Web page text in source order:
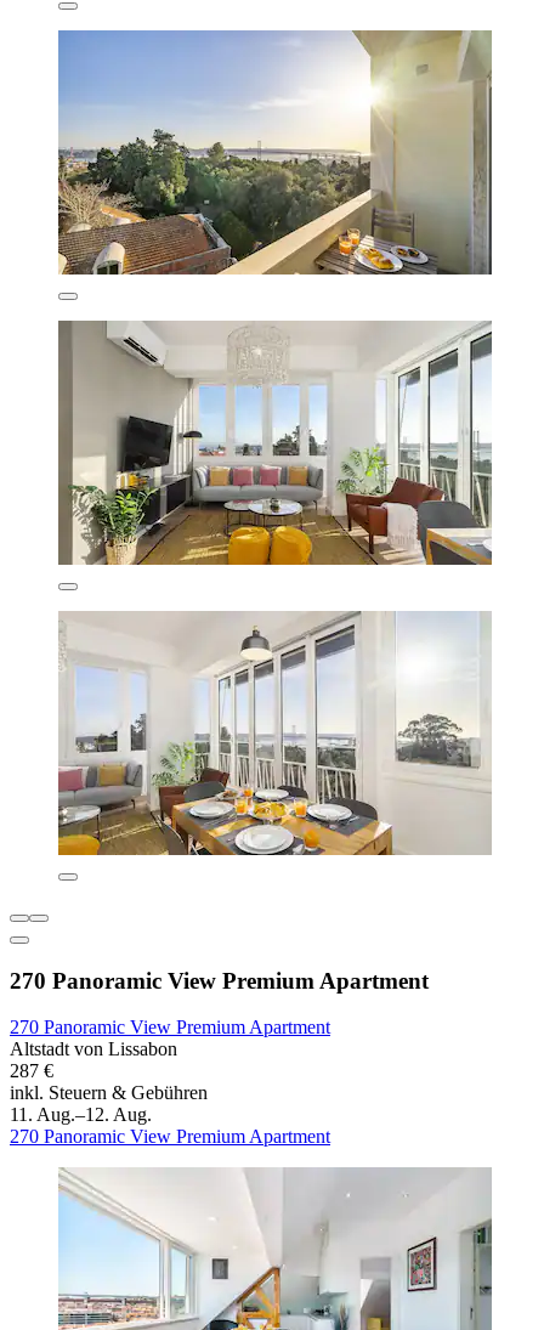
270 Panoramic View Premium Apartment
270 Panoramic View Premium Apartment
Altstadt von Lissabon
287 €
inkl. Steuern & Gebühren
11. Aug.–12. Aug.
270 Panoramic View Premium Apartment